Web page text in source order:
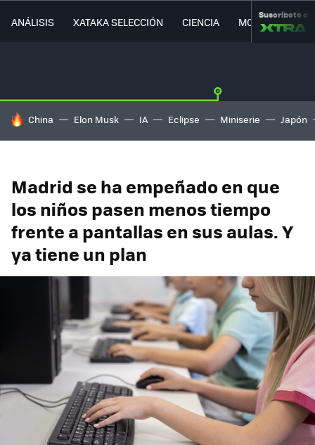
ANÁLISIS XATAKA SELECCIÓN CIENCIA MOVILIDAD
Suscríbete a
HOY SE HABLA DE
China Elon Musk IA Eclipse Miniserie Japón
Madrid se ha empeñado en que
los niños pasen menos tiempo
frente a pantallas en sus aulas. Y
ya tiene un plan